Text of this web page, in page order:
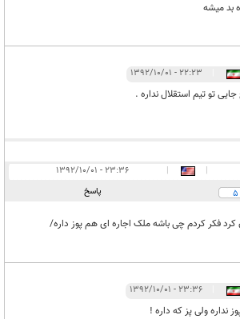
بد میشه
۲۲:۲۳ - ۱۳۹۲/۱۰/۰۱
تو تیم استقلال نداره .
|
|
۲۳:۳۶ - ۱۳۹۲/۱۰/۰۱
5 پاسخ
کرد فکر کردم چی باشه ملک اجاره ای هم پوز داره/
۲۳:۳۶ - ۱۳۹۲/۱۰/۰۱
نداره ولی پز که داره !